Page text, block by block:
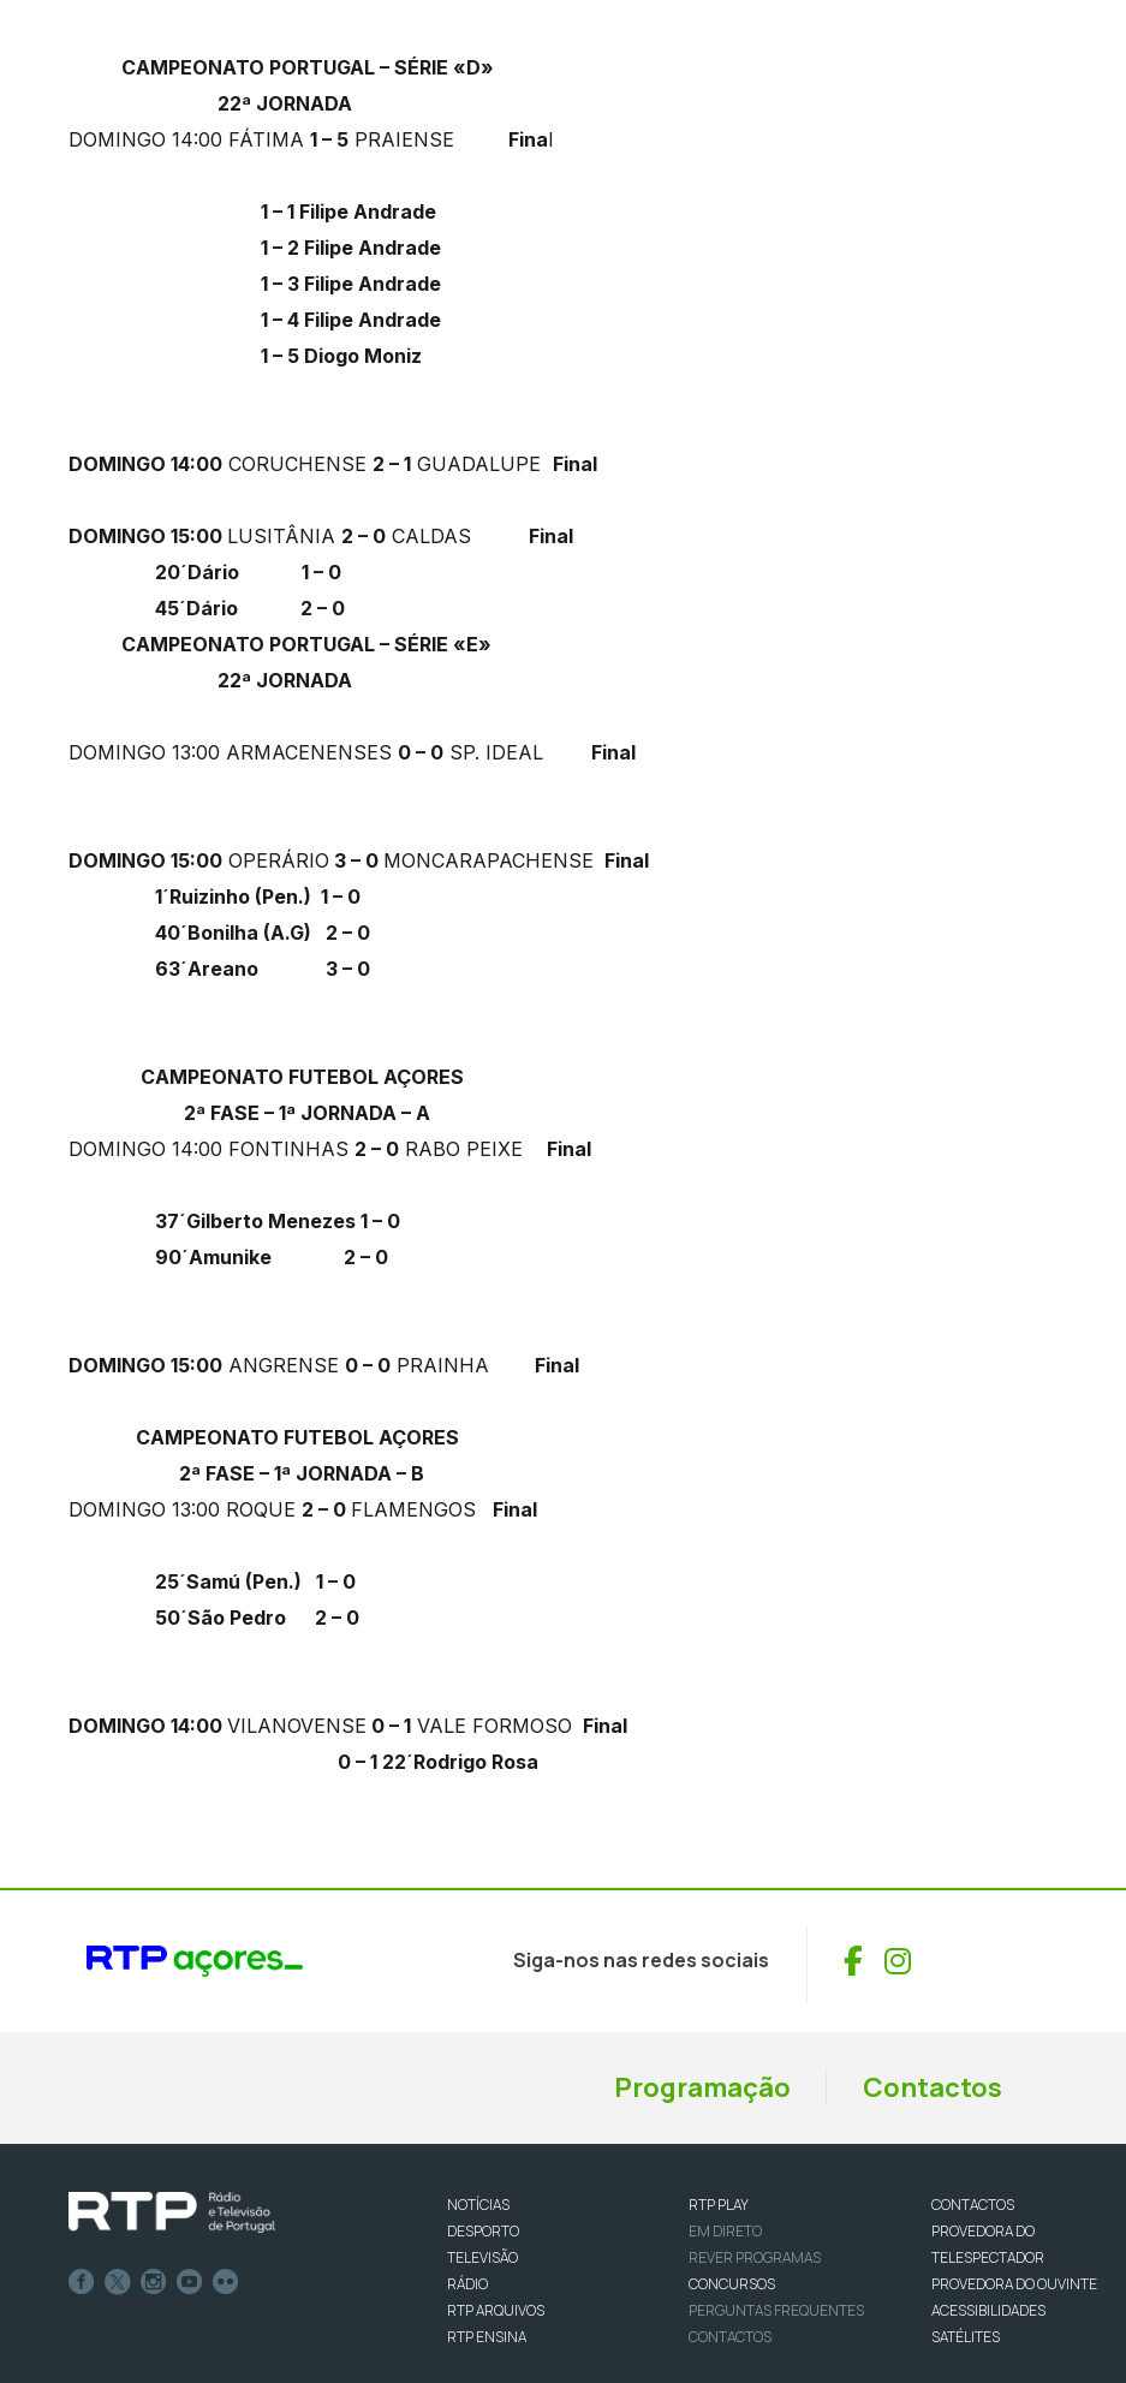
CAMPEONATO PORTUGAL – SÉRIE «D»
22ª JORNADA
DOMINGO 14:00 FÁTIMA 1 – 5 PRAIENSE Final
1 – 1 Filipe Andrade
1 – 2 Filipe Andrade
1 – 3 Filipe Andrade
1 – 4 Filipe Andrade
1 – 5 Diogo Moniz
DOMINGO 14:00 CORUCHENSE 2 – 1 GUADALUPE Final
DOMINGO 15:00 LUSITÂNIA 2 – 0 CALDAS Final
20´Dário 1 – 0
45´Dário 2 – 0
CAMPEONATO PORTUGAL – SÉRIE «E»
22ª JORNADA
DOMINGO 13:00 ARMACENENSES 0 – 0 SP. IDEAL Final
DOMINGO 15:00 OPERÁRIO 3 – 0 MONCARAPACHENSE Final
1´Ruizinho (Pen.) 1 – 0
40´Bonilha (A.G) 2 – 0
63´Areano 3 – 0
CAMPEONATO FUTEBOL AÇORES
2ª FASE – 1ª JORNADA – A
DOMINGO 14:00 FONTINHAS 2 – 0 RABO PEIXE Final
37´Gilberto Menezes 1 – 0
90´Amunike 2 – 0
DOMINGO 15:00 ANGRENSE 0 – 0 PRAINHA Final
CAMPEONATO FUTEBOL AÇORES
2ª FASE – 1ª JORNADA – B
DOMINGO 13:00 ROQUE 2 – 0 FLAMENGOS Final
25´Samú (Pen.) 1 – 0
50´São Pedro 2 – 0
DOMINGO 14:00 VILANOVENSE 0 – 1 VALE FORMOSO Final
0 – 1 22´Rodrigo Rosa
Siga-nos nas redes sociais Facebook
Instagram
Programação Contactos
NOTÍCIAS
DESPORTO
TELEVISÃO
RÁDIO
RTP ARQUIVOS
RTP ENSINA
RTP PLAY
EM DIRETO
REVER PROGRAMAS
CONCURSOS
PERGUNTAS FREQUENTES
CONTACTOS
CONTACTOS
PROVEDORA DO
TELESPECTADOR
PROVEDORA DO OUVINTE
ACESSIBILIDADES
SATÉLITES